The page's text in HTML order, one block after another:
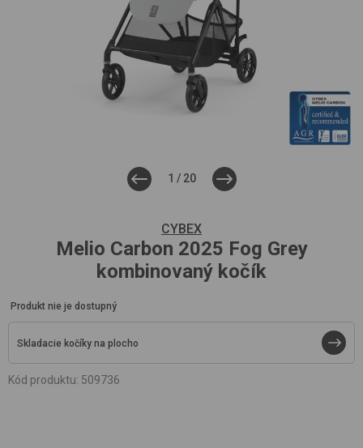
1 / 20
CYBEX
Melio Carbon 2025 Fog Grey
kombinovaný kočík
Produkt nie je dostupný
Skladacie kočíky na plocho
Kód produktu: 509736